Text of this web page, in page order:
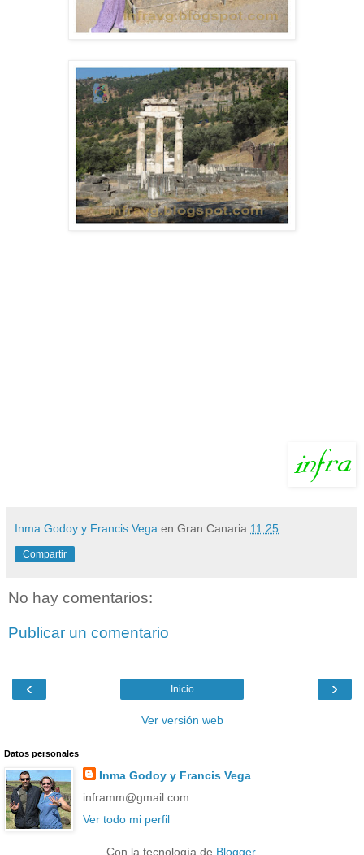
Inma Godoy y Francis Vega en Gran Canaria 11:25
Compartir
No hay comentarios:
Publicar un comentario
‹ ›
Inicio
Ver versión web
Datos personales
Inma Godoy y Francis Vega
inframm@gmail.com
Ver todo mi perfil
Con la tecnología de Blogger.